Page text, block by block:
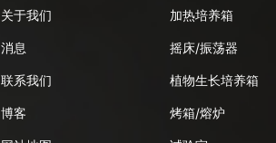
关于我们
消息
联系我们
博客
加热培养箱
摇床/振荡器
植物生长培养箱
烤箱/熔炉